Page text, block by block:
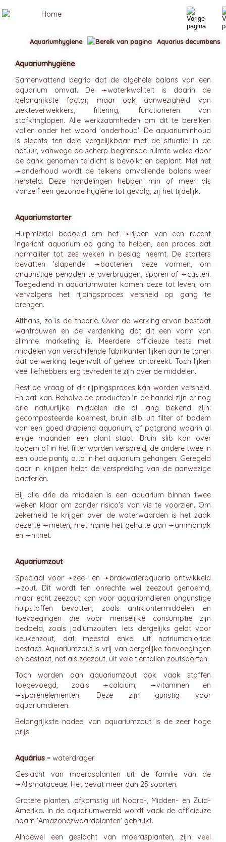
Aquariumhygiëne
Samenvattend begrip dat de algehele balans van een
aquarium omvat. De ➛waterkwaliteit is daarin de
belangrijkste factor, maar ook aanwezigheid van
ziekteverwekkers, filtering, functioneren van
stofkringlopen. Alle werkzaamheden om dit te bereiken
vallen onder het woord 'onderhoud'. De aquariuminhoud
is slechts ten dele vergelijkbaar met de situatie in de
natuur, vanwege de scherp begrensde ruimte welke door
de bank genomen te dicht is bevolkt en beplant. Met het
➛onderhoud wordt de telkens omvallende balans weer
hersteld. Deze handelingen hebben min of meer als
vanzelf een gezonde hygiëne tot gevolg, zij het tijdelijk.
Aquariumstarter
Hulpmiddel bedoeld om het ➛rijpen van een recent
ingericht aquarium op gang te helpen, een proces dat
normaliter tot zes weken in beslag neemt. De starters
bevatten 'slapende' ➛bacteriën: deze vormen, om
ongunstige perioden te overbruggen, sporen of ➛cysten.
Toegediend in aquariumwater komen deze tot leven, om
vervolgens het rijpingsproces versneld op gang te
brengen.
Althans, zo is de theorie. Over de werking ervan bestaat
wantrouwen en de verdenking dat dit een vorm van
slimme marketing is. Meerdere officieuze tests met
middelen van verschillende fabrikanten lijken aan te tonen
dat de werking tegenvalt of geheel ontbreekt. Toch lijken
veel liefhebbers erg tevreden te zijn over de middelen.
Rest de vraag of dit rijpingsproces kán worden versneld.
En dat kan. Behalve de producten in de handel zijn er nog
drie natuurlijke middelen die al lang bekend zijn:
gecomposteerde koemest, bruin slib uit filter of bodem
van een goed draaiend aquarium, of potgrond waarin al
enige maanden een plant staat. Bruin slib kan over
bodem of in het filter worden verspreid, de andere twee in
een oude panty o.i.d in het aquarium gehangen. Geregeld
daar in knijpen helpt de verspreiding van de aanwezige
bacteriën.
Bij alle drie de middelen is een aquarium binnen twee
weken klaar om zonder risico's van vis te voorzien. Om
zekerheid te krijgen over de waterwaarden is het zaak
deze te ➛meten, met name het gehalte aan ➛ammoniak
en ➛nitriet.
Aquariumzout
Speciaal voor ➛zee- en ➛brakwateraquaria ontwikkeld
➛zout. Dit wordt ten onrechte wel zeezout genoemd,
maar echt zeezout kan voor aquariumdieren ongunstige
hulpstoffen bevatten, zoals antiklontermiddelen en
toevoegingen die voor menselijke consumptie zijn
bedoeld, zoals jodiumzouten. Iets dergelijks geldt voor
keukenzout, dat meestal enkel uit natriumchloride
bestaat. Aquariumzout is vrij van dergelijke toevoegingen
en bestaat, net als zeezout, uit vele tientallen zoutsoorten.
Toch worden aan aquariumzout ook vaak stoffen
toegevoegd, zoals ➛calcium, ➛vitaminen en
➛sporenelementen. Deze zijn gunstig voor
aquariumdieren.
Belangrijkste nadeel van aquariumzout is de zeer hoge
prijs.
Aquárius = waterdrager.
Geslacht van moerasplanten uit de familie van de
➛Alismataceae. Het bevat meer dan 25 soorten.
Grotere planten, afkomstig uit Noord-, Midden- en Zuid-
Amerika. In de aquariumwereld wordt vaak de officieuze
naam 'Amazonezwaardplanten' gebruikt.
Alhoewel een geslacht van moerasplanten, zijn veel
Aquariumhygiene Aquarius decumbens